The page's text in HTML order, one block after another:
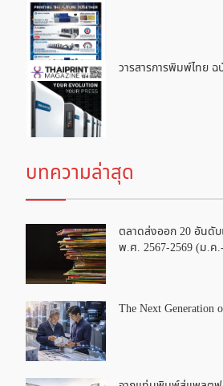
วารสารการพิมพ์ไทย ฉ
บทความล่าสุด
ตลาดส่งออก 20 อันดั
พ.ศ. 2567-2569 (ม.ค
The Next Generation